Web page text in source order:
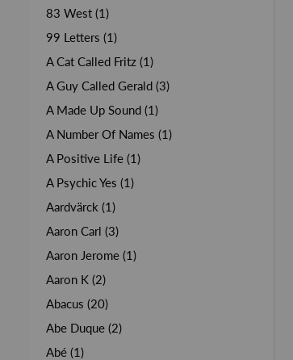
83 West (1)
99 Letters (1)
A Cat Called Fritz (1)
A Guy Called Gerald (3)
A Made Up Sound (1)
A Number Of Names (1)
A Positive Life (1)
A Psychic Yes (1)
Aardvärck (1)
Aaron Carl (3)
Aaron Jerome (1)
Aaron K (2)
Abacus (20)
Abe Duque (2)
Abé (1)